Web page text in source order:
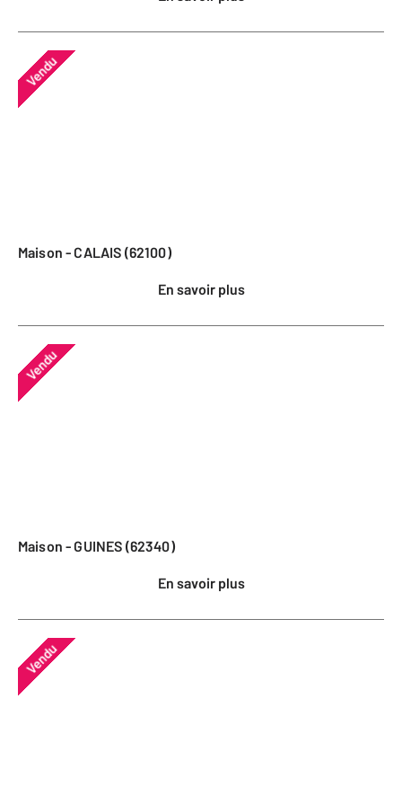
Vendu
Maison - CALAIS (62100)
En savoir plus
Vendu
Maison - GUINES (62340)
En savoir plus
Vendu